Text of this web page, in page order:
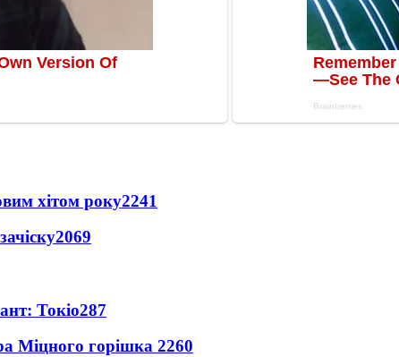
хітом року2241
2069
Токіо287
Міцного горішка 2260